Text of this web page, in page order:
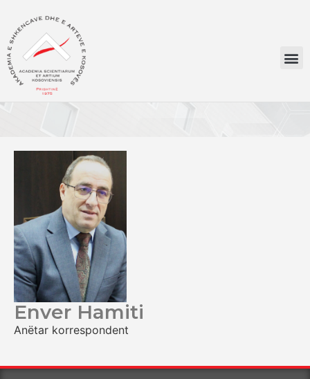
Enver Hamiti
Anëtar korrespondent